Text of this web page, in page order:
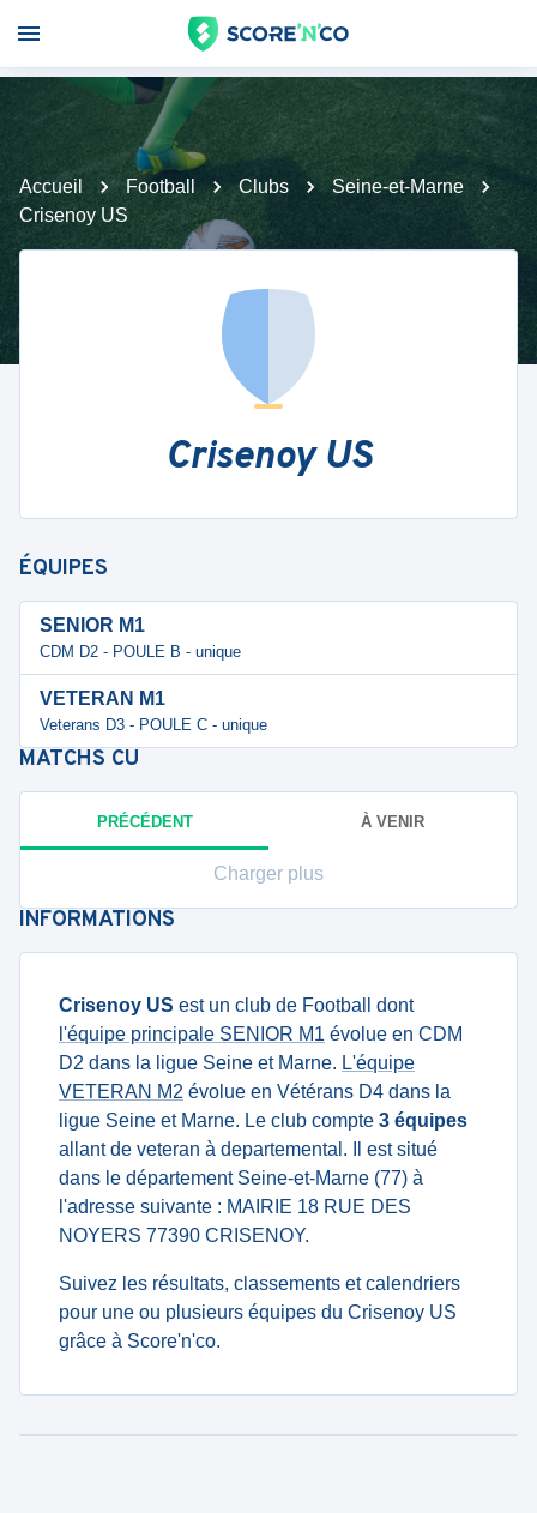
Accueil Football Clubs
Seine-et-Marne
Crisenoy US
Crisenoy US
ÉQUIPES
SENIOR M1
CDM D2 - POULE B - unique
VETERAN M1
Veterans D3 - POULE C - unique
MATCHS CU
PRÉCÉDENT À VENIR
Charger plus
INFORMATIONS
Crisenoy US est un club de Football dont
l'équipe principale SENIOR M1 évolue en CDM
D2 dans la ligue Seine et Marne. L'équipe
VETERAN M2 évolue en Vétérans D4 dans la
ligue Seine et Marne. Le club compte 3 équipes
allant de veteran à departemental. Il est situé
dans le département Seine-et-Marne (77) à
l'adresse suivante : MAIRIE 18 RUE DES
NOYERS 77390 CRISENOY.
Suivez les résultats, classements et calendriers
pour une ou plusieurs équipes du Crisenoy US
grâce à Score'n'co.